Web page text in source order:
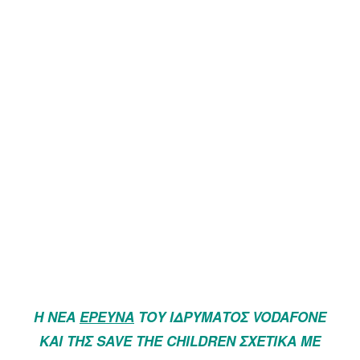
Η ΝΈΑ ΈΡΕΥΝΑ ΤΟΥ ΙΔΡΎΜΑΤΟΣ VODAFONE
ΚΑΙ ΤΗΣ SAVE THE CHILDREN ΣΧΕΤΙΚΆ ΜΕ